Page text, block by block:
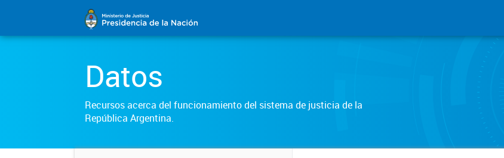
Datos
Recursos acerca del funcionamiento del sistema de justicia de la
República Argentina.